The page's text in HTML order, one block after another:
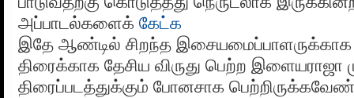
அப்பாடல்களைக் கேட்க
இதே ஆண்டில் சிறந்த இசையமைப்பாளருக்காக
திரைக்காக தேசிய விருது பெற்ற இளையராஜா
திரைப்படத்துக்கும் போனசாக